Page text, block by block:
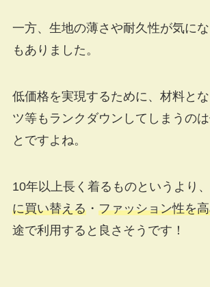
一方、生地の薄さや耐久性が気に
もありました。
低価格を実現するために、材料と
ツ等もランクダウンしてしまうの
とですよね。
10年以上長く着るものというより、
に買い替える・ ファッション性を
途で利用すると良さそうです！